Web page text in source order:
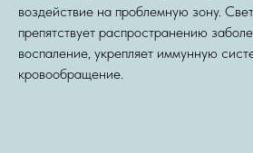
воздействие на проблемную зону.
препятствует распространению
воспаление, укрепляет иммунную
кровообращение.